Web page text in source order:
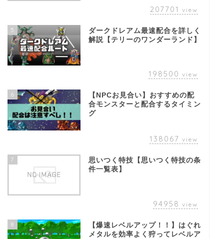
207701 view
5
ダークドレアム最速配合を詳しく
解説【テリーのワンダーランド】
198500 view
6
【NPCお見合い】おすすめの配
合モンスターと配合するタイミン
グ
138067 view
7
思いつく特技【思いつく特技の条
件一覧表】
94958 view
8
【爆速レベルアップ！！】はぐれ
メタルを効率よく狩ってレベルア